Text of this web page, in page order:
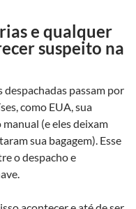
e qualquer
suspeito na
passam por
como EUA, sua
(e eles deixam
sua bagagem). Esse
o despacho e